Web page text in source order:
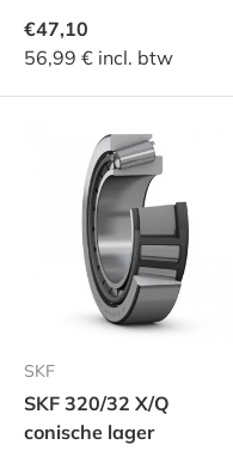
€47,10
56,99 € incl. btw
SKF
SKF 320/32 X/Q
conische lager